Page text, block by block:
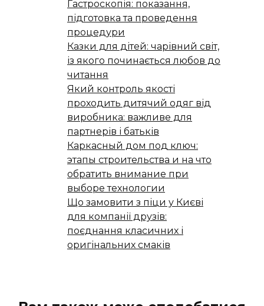
Гастроскопія: показання,
підготовка та проведення
процедури
Казки для дітей: чарівний світ,
із якого починається любов до
читання
Який контроль якості
проходить дитячий одяг від
виробника: важливе для
партнерів і батьків
Каркасный дом под ключ:
этапы строительства и на что
обратить внимание при
выборе технологии
Що замовити з піци у Києві
для компанії друзів:
поєднання класичних і
оригінальних смаків